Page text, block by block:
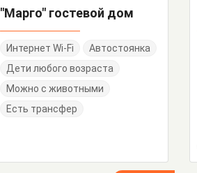
"Марго" гостевой дом
Интернет Wi-Fi
Автостоянка
Дети любого возраста
Можно с животными
Есть трансфер